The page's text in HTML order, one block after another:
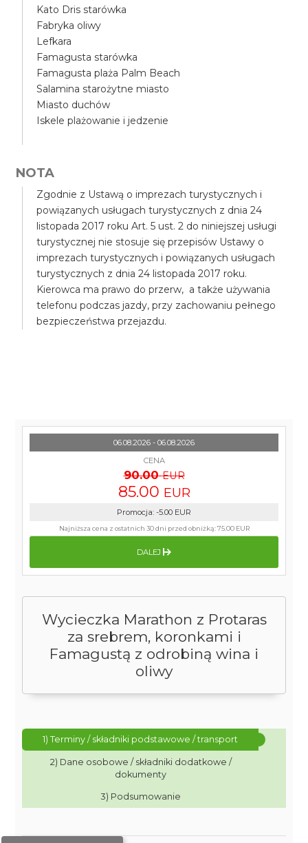
Kato Dris starówka
Fabryka oliwy
Lefkara
Famagusta starówka
Famagusta plaża Palm Beach
Salamina starożytne miasto
Miasto duchów
Iskele plażowanie i jedzenie
NOTA
Zgodnie z Ustawą o imprezach turystycznych i
powiązanych usługach turystycznych z dnia 24
listopada 2017 roku Art. 5 ust. 2 do niniejszej usługi
turystycznej nie stosuje się przepisów Ustawy o
imprezach turystycznych i powiązanych usługach
turystycznych z dnia 24 listopada 2017 roku.
Kierowca ma prawo do przerw, a także używania
telefonu podczas jazdy, przy zachowaniu pełnego
bezpieczeństwa przejazdu.
Wycieczka Marathon z Protaras
za srebrem, koronkami i
Famagustą z odrobiną wina i
oliwy
1) Terminy / składniki podstawowe / transport
2) Dane osobowe / składniki dodatkowe /
dokumenty
3) Podsumowanie
06.08.2026 - 06.08.2026
CENA
90.00 EUR
85.00 EUR
Promocja: -5.00 EUR
Najniższa cena z ostatnich 30 dni przed obniżką:75.00 EUR
DALEJ